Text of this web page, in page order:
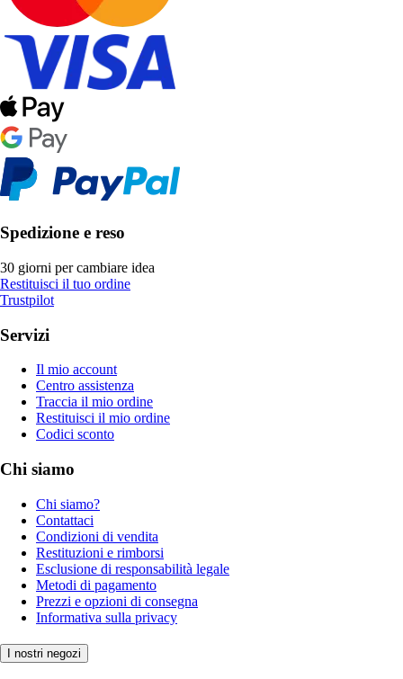
Spedizione e reso
30 giorni per cambiare idea
Restituisci il tuo ordine
Trustpilot
Servizi
Il mio account
Centro assistenza
Traccia il mio ordine
Restituisci il mio ordine
Codici sconto
Chi siamo
Chi siamo?
Contattaci
Condizioni di vendita
Restituzioni e rimborsi
Esclusione di responsabilità legale
Metodi di pagamento
Prezzi e opzioni di consegna
Informativa sulla privacy
I nostri negozi